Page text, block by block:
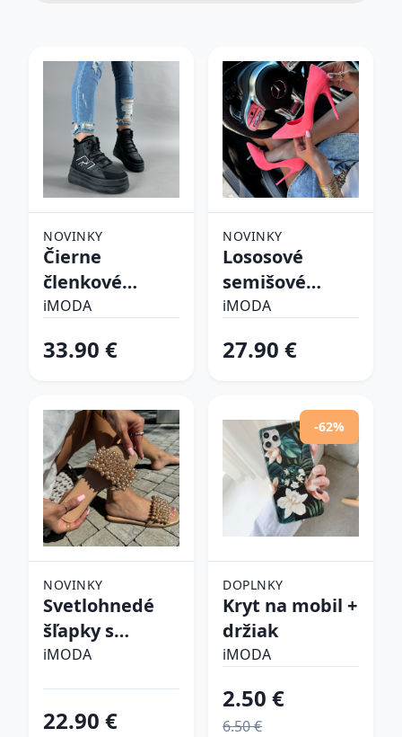
NOVINKY
Čierne
členkové
zateplené
iMODA
33.90 €
NOVINKY
Lososové
semišové
lodičky
iMODA
27.90 €
NOVINKY
Svetlohnedé
šľapky s
perličkami
iMODA
22.90 €
-62%
DOPLNKY
Kryt na mobil +
držiak
iMODA
2.50 €
6.50 €